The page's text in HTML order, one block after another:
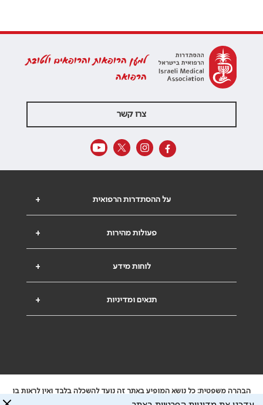
למען הרופאות והרופאים ולטובת
הרפואה
צרו קשר
+ על ההסתדרות הרפואית
+ פעולות מהירות
+ לוחות מידע
+ תנאים ומדיניות
הבהרה משפטית: כל נושא המופיע באתר זה נועד להשכלה בלבד ואין לראות בו
ייעוץ רפואי או משפטי. אין הר"י אחראית לתוכן המתפרסם באתר זה ולכל נזק